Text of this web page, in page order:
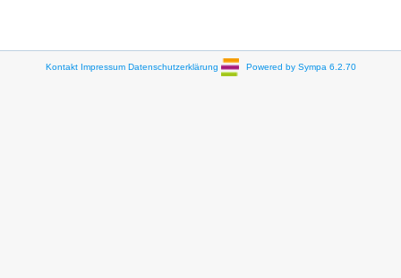
Kontakt Impressum Datenschutzerklärung Powered by Sympa 6.2.70